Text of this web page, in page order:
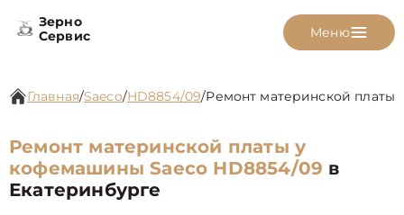
Зерно
Сервис
Меню
Главная/Saeco/HD8854/09/Ремонт материнской платы
Ремонт материнской платы у
кофемашины Saeco HD8854/09 в
Екатеринбурге